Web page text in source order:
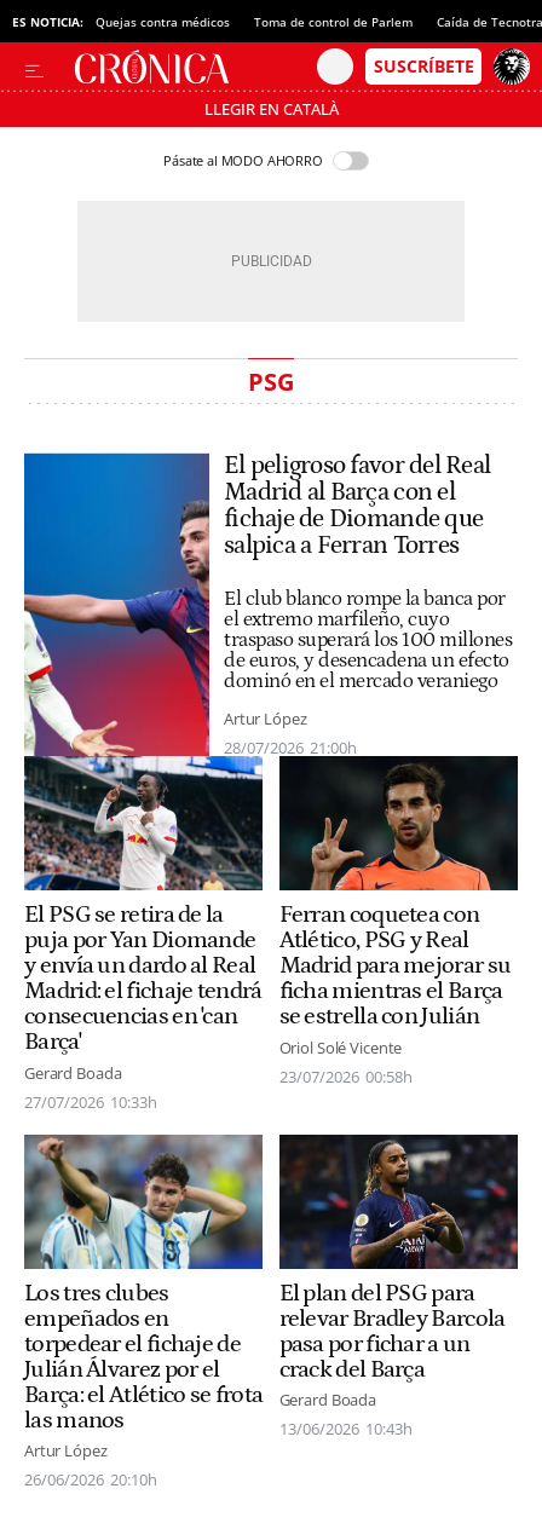
ES NOTICIA: Quejas contra médicos Toma de control de Parlem Caída de
LLEGIR EN CATALÀ
Pásate al MODO AHORRO
PSG
El peligroso favor del Real
Madrid al Barça con el
fichaje de Diomande que
salpica a Ferran Torres
El club blanco rompe la banca por
el extremo marfileño, cuyo
traspaso superará los 100 millones
de euros, y desencadena un efecto
dominó en el mercado veraniego
Artur López
28/07/2026 21:00h
El PSG se retira de la
puja por Yan Diomande
y envía un dardo al Real
Madrid: el fichaje tendrá
consecuencias en 'can
Barça'
Gerard Boada
27/07/2026 10:33h
Ferran coquetea con
Atlético, PSG y Real
Madrid para mejorar su
ficha mientras el Barça
se estrella con Julián
Oriol Solé Vicente
23/07/2026 00:58h
Los tres clubes
empeñados en
torpedear el fichaje de
Julián Álvarez por el
Barça: el Atlético se frota
las manos
Artur López
26/06/2026 20:10h
El plan del PSG para
relevar Bradley Barcola
pasa por fichar a un
crack del Barça
Gerard Boada
13/06/2026 10:43h